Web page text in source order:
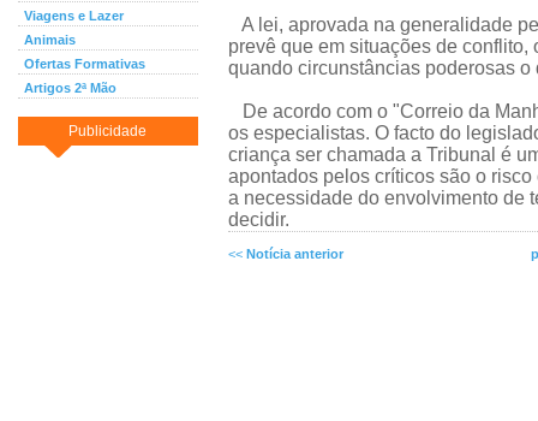
Viagens e Lazer
Animais
Ofertas Formativas
Artigos 2ª Mão
Publicidade
A lei, aprovada na generalidade
prevê que em situações de
quando circunstâncias poderosas o
De acordo com o "Correio da
os especialistas. O facto do
criança ser chamada a Tribunal é
apontados pelos críticos são o
a necessidade do envolvimento de
decidir.
<< Notícia anterior